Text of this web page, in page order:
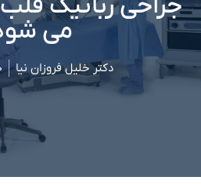
جراحی رباتیک
می
دکتر خلیل فروزان نیا